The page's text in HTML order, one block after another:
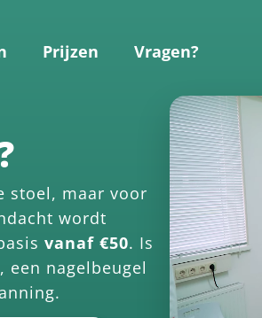
Prijzen Vragen?
stoel, maar voor
wordt
vanaf €50. Is
een nagelbeugel